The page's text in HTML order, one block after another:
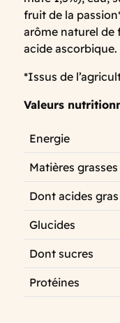
fruit de la
arôme naturel de
acide ascorbique.
*Issus de
Valeurs
Energie
Matières grasses
Dont acides
Glucides
Dont sucres
Protéines